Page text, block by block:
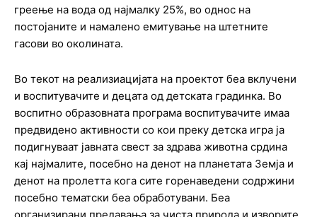
греење на вода од најмалку 25%, во однос на
постојаните и намалено емитување на штетните
гасови во околината.
Во текот на реализиацијата на проектот беа вклучени
и воспитувачите и децата од детската градинка. Во
воспитно образовната програма воспитувачите имаа
предвидено активности со кои преку детска игра ја
подигнуваат јавната свест за здрава животна срдина
кај најмалите, посебно на денот на планетата Земја и
денот на пролетта кога сите горенаведени содржини
посебно тематски беа обработувани. Беа